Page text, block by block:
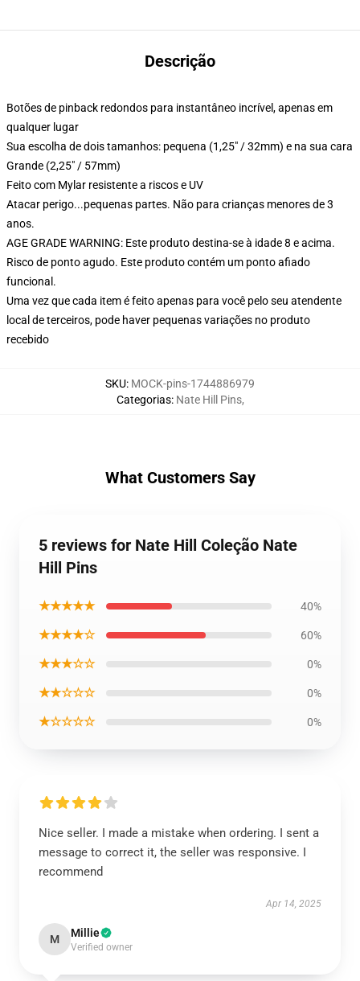
Descrição
Botões de pinback redondos para instantâneo incrível, apenas em
qualquer lugar
Sua escolha de dois tamanhos: pequena (1,25" / 32mm) e na sua cara
Grande (2,25" / 57mm)
Feito com Mylar resistente a riscos e UV
Atacar perigo...pequenas partes. Não para crianças menores de 3
anos.
AGE GRADE WARNING: Este produto destina-se à idade 8 e acima.
Risco de ponto agudo. Este produto contém um ponto afiado
funcional.
Uma vez que cada item é feito apenas para você pelo seu atendente
local de terceiros, pode haver pequenas variações no produto
recebido
SKU: MOCK-pins-1744886979
Categorias: Nate Hill Pins,
What Customers Say
5 reviews for Nate Hill Coleção Nate
Hill Pins
★★★★★ 40%
★★★★☆ 60%
★★★☆☆ 0%
★★☆☆☆ 0%
★☆☆☆☆ 0%
Nice seller. I made a mistake when ordering. I sent a
message to correct it, the seller was responsive. I
recommend
Apr 14, 2025
M Millie
Verified owner